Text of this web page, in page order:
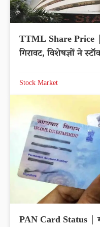
TTML Share Price
गिरावट, विशेषज्ञों ने
Stock Market
PAN Card Status |